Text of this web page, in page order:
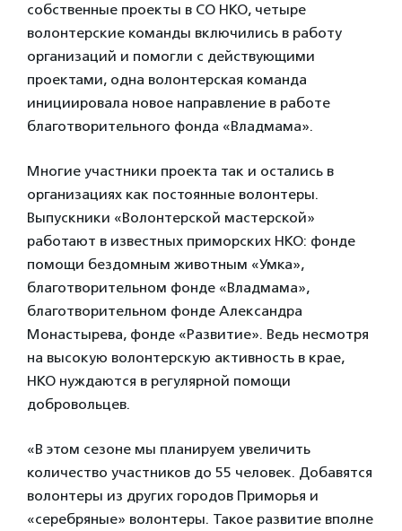
собственные проекты в СО НКО, четыре
волонтерские команды включились в работу
организаций и помогли с действующими
проектами, одна волонтерская команда
инициировала новое направление в работе
благотворительного фонда «Владмама».
Многие участники проекта так и остались в
организациях как постоянные волонтеры.
Выпускники «Волонтерской мастерской»
работают в известных приморских НКО: фонде
помощи бездомным животным «Умка»,
благотворительном фонде «Владмама»,
благотворительном фонде Александра
Монастырева, фонде «Развитие». Ведь несмотря
на высокую волонтерскую активность в крае,
НКО нуждаются в регулярной помощи
добровольцев.
«В этом сезоне мы планируем увеличить
количество участников до 55 человек. Добавятся
волонтеры из других городов Приморья и
«серебряные» волонтеры. Такое развитие вполне